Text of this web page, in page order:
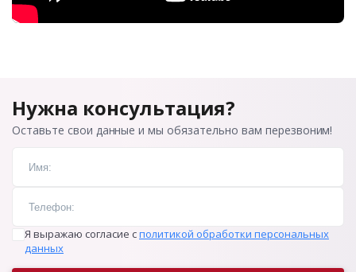
Нужна консультация?
Оставьте свои данные и мы обязательно вам перезвоним!
Я выражаю согласие сполитикой обработки персональных
данных